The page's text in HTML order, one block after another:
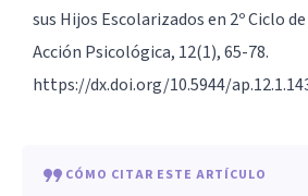
sus Hijos Escolarizados en 2º Ciclo
Acción Psicológica, 12(1), 65-78.
https://dx.doi.org/10.5944/
CÓMO CITAR ESTE ARTÍCULO